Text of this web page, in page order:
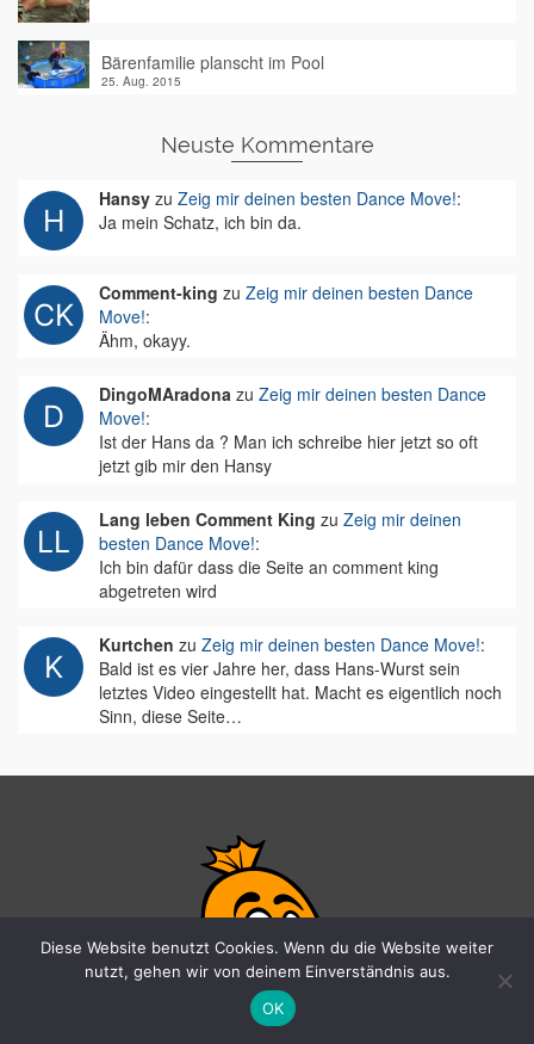
Bärenfamilie planscht im Pool
25. Aug. 2015
Neuste Kommentare
Hansy zu Zeig mir deinen besten Dance Move!:
Ja mein Schatz, ich bin da.
Comment-king zu Zeig mir deinen besten Dance
Move!:
Ähm, okayy.
DingoMAradona zu Zeig mir deinen besten Dance
Move!:
Ist der Hans da ? Man ich schreibe hier jetzt so oft
jetzt gib mir den Hansy
Lang leben Comment King zu Zeig mir deinen
besten Dance Move!:
Ich bin dafür dass die Seite an comment king
abgetreten wird
Kurtchen zu Zeig mir deinen besten Dance Move!:
Bald ist es vier Jahre her, dass Hans-Wurst sein
letztes Video eingestellt hat. Macht es eigentlich noch
Sinn, diese Seite…
Diese Website benutzt Cookies. Wenn du die Website weiter
nutzt, gehen wir von deinem Einverständnis aus.
OK